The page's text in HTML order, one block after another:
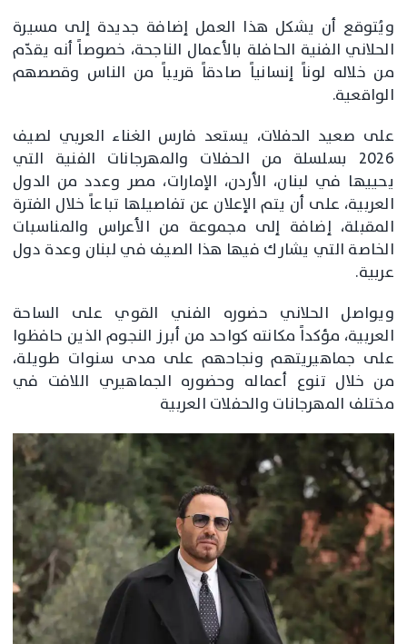
ويُتوقع أن يشكل هذا العمل إضافة جديدة إلى مسيرة
الحلاني الفنية الحافلة بالأعمال الناجحة، خصوصاً أنه يقدّم
من خلاله لوناً إنسانياً صادقاً قريباً من الناس وقصصهم
الواقعية.
على صعيد الحفلات، يستعد فارس الغناء العربي لصيف
2026 بسلسلة من الحفلات والمهرجانات الفنية التي
يحييها في لبنان، الأردن، الإمارات، مصر وعدد من الدول
العربية، على أن يتم الإعلان عن تفاصيلها تباعاً خلال الفترة
المقبلة، إضافة إلى مجموعة من الأعراس والمناسبات
الخاصة التي يشارك فيها هذا الصيف في لبنان وعدة دول
عربية.
ويواصل الحلاني حضوره الفني القوي على الساحة
العربية، مؤكداً مكانته كواحد من أبرز النجوم الذين حافظوا
على جماهيريتهم ونجاحهم على مدى سنوات طويلة،
من خلال تنوع أعماله وحضوره الجماهيري اللافت في
مختلف المهرجانات والحفلات العربية